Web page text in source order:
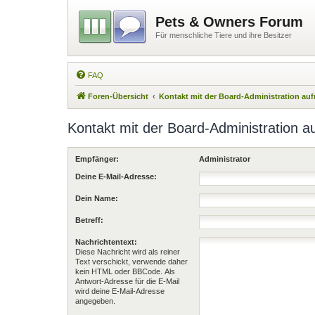
Pets & Owners Forum
Für menschliche Tiere und ihre Besitzer
FAQ
Foren-Übersicht Kontakt mit der Board-Administration
Kontakt mit der Board-Administration
Empfänger: Administrator
Deine E-Mail-Adresse:
Dein Name:
Betreff:
Nachrichtentext:
Diese Nachricht wird als reiner
Text verschickt, verwende daher
kein HTML oder BBCode. Als
Antwort-Adresse für die E-Mail
wird deine E-Mail-Adresse
angegeben.